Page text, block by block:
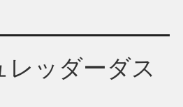
レッダーダス